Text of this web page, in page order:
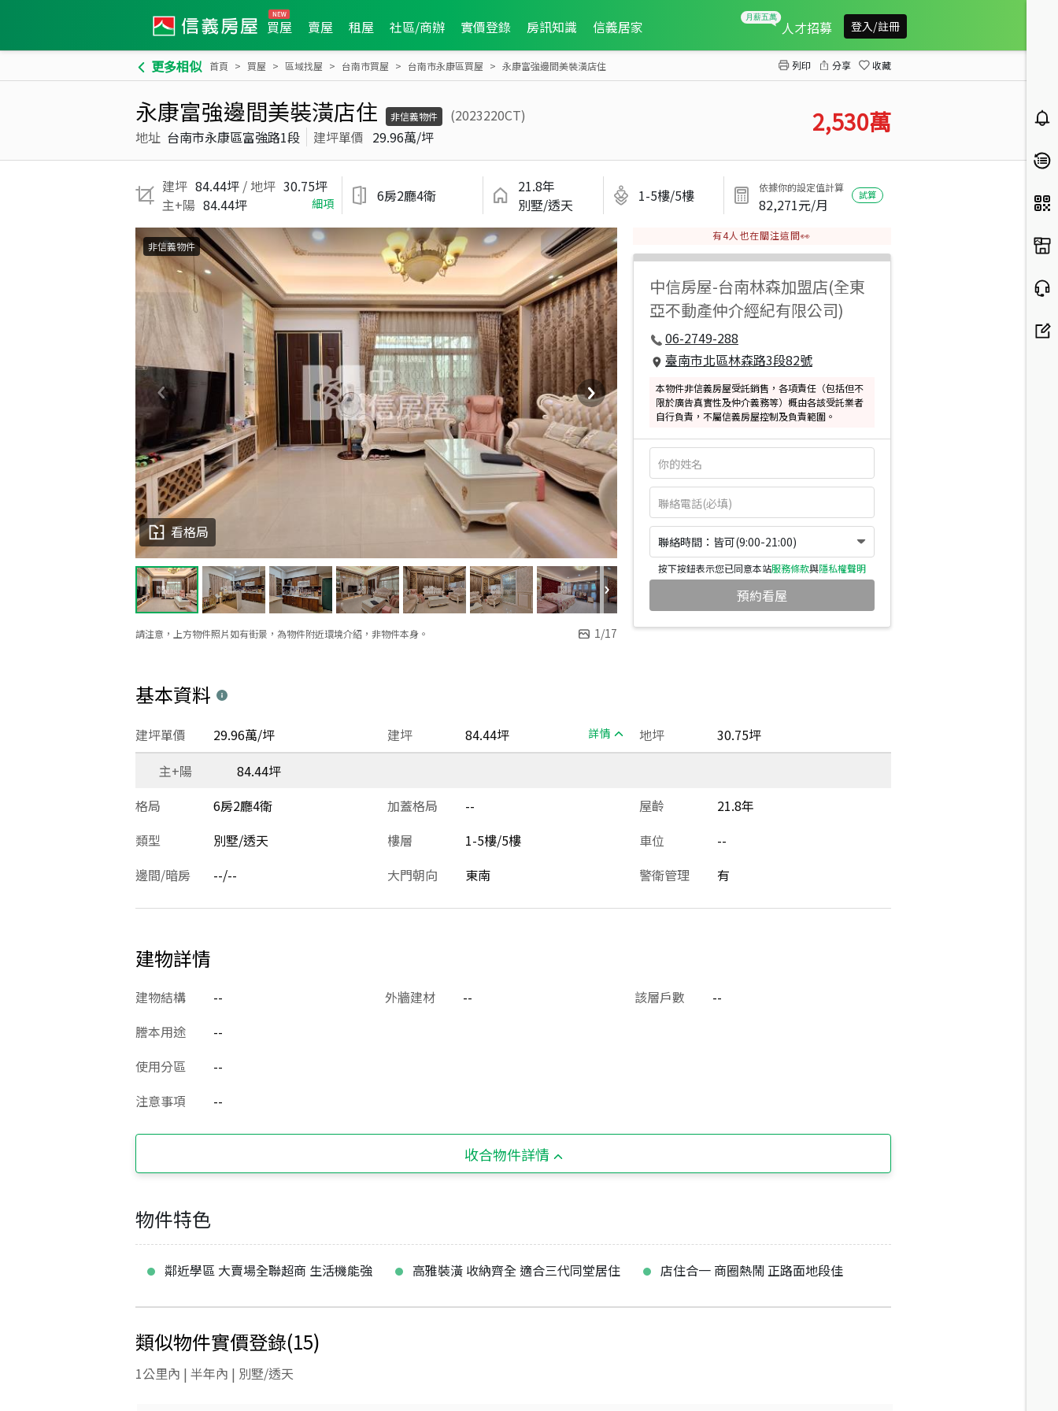
買屋 賣屋 租屋 社區/商辦 實價登錄 房訊知識 信義居家 人才招募 登入/註冊
更多相似 首頁 買屋 區域找屋 台南市買屋 台南市永康區買屋 永康富強邊間美裝潢店住 列印 分享 收藏
永康富強邊間美裝潢店住 非信義物件
(2023220CT)
地址 台南市永康區富強路1段 建坪單價 29.96萬/坪 2,530萬
建坪 84.44坪 / 地坪 30.75坪
主+陽 84.44坪 細項 6房2廳4衛
21.8年
別墅/透天
1-5樓/5樓 依據你的設定值計算
82,271元/月
試算
請注意，上方物件照片如有街景，為物件附近環境介紹，非物件本身。 1/17
看格局
非信義物件
有4人也在關注這間👀
中信房屋-台南林森加盟店(全東
亞不動產仲介經紀有限公司)
06-2749-288
臺南市北區林森路3段82號
本物件非信義房屋受託銷售，各項責任（包括但不
限於廣告真實性及仲介義務等）概由各該受託業者
自行負責，不屬信義房屋控制及負責範圍。
聯絡時間：皆可(9:00-21:00)
按下按鈕表示您已同意本站服務條款與隱私權聲明
預約看屋
基本資料
建坪 84.44坪 詳情
建坪單價 29.96萬/坪 地坪
30.75坪
主+陽
84.44坪
格局
6房2廳4衛 加蓋格局 -- 屋齡
21.8年
類型
別墅/透天 樓層 1-5樓/5樓 車位
--
邊間/暗房
--/-- 大門朝向 東南 警衛管理 有
建物詳情
建物結構 -- 外牆建材 -- 該層戶數
--
謄本用途
--
使用分區
--
注意事項
--
收合物件詳情
物件特色
鄰近學區 大賣場全聯超商 生活機能強 高雅裝潢 收納齊全 適合三代同堂居住 店住合一 商圈熱鬧 正路面地段佳
類似物件實價登錄(15)
1公里內 | 半年內 | 別墅/透天